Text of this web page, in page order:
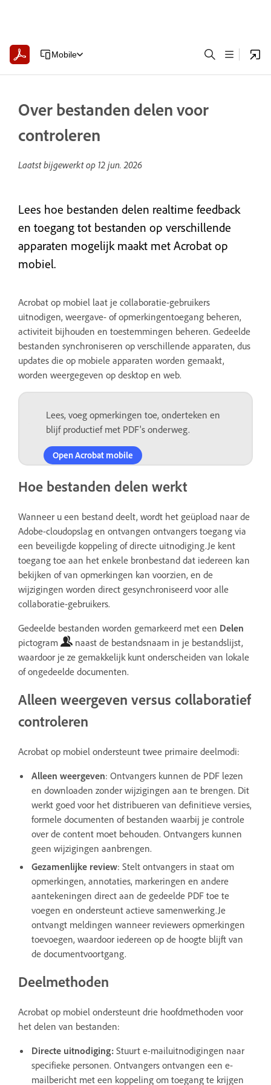
Mobile
Over bestanden delen voor
controleren
Laatst bijgewerkt op 12 jun. 2026
Lees hoe bestanden delen realtime feedback
en toegang tot bestanden op verschillende
apparaten mogelijk maakt met Acrobat op
mobiel.
Acrobat op mobiel laat je collaboratie-gebruikers
uitnodigen, weergave- of opmerkingentoegang beheren,
activiteit bijhouden en toestemmingen beheren. Gedeelde
bestanden synchroniseren op verschillende apparaten, dus
updates die op mobiele apparaten worden gemaakt,
worden weergegeven op desktop en web.
Lees, voeg opmerkingen toe, onderteken en
blijf productief met PDF's onderweg.
Open Acrobat mobile
Hoe bestanden delen werkt
Wanneer u een bestand deelt, wordt het geüpload naar de
Adobe-cloudopslag en ontvangen ontvangers toegang via
een beveiligde koppeling of directe uitnodiging.Je kent
toegang toe aan het enkele bronbestand dat iedereen kan
bekijken of van opmerkingen kan voorzien, en de
wijzigingen worden direct gesynchroniseerd voor alle
collaboratie-gebruikers.
Gedeelde bestanden worden gemarkeerd met een Delen
pictogram
naast de bestandsnaam in je bestandslijst,
waardoor je ze gemakkelijk kunt onderscheiden van lokale
of ongedeelde documenten.
Alleen weergeven versus collaboratief
controleren
Acrobat op mobiel ondersteunt twee primaire deelmodi:
Alleen weergeven: Ontvangers kunnen de PDF lezen
en downloaden zonder wijzigingen aan te brengen. Dit
werkt goed voor het distribueren van definitieve versies,
formele documenten of bestanden waarbij je controle
over de content moet behouden. Ontvangers kunnen
geen wijzigingen aanbrengen.
Gezamenlijke review: Stelt ontvangers in staat om
opmerkingen, annotaties, markeringen en andere
aantekeningen direct aan de gedeelde PDF toe te
voegen en ondersteunt actieve samenwerking.Je
ontvangt meldingen wanneer reviewers opmerkingen
toevoegen, waardoor iedereen op de hoogte blijft van
de documentvoortgang.
Deelmethoden
Acrobat op mobiel ondersteunt drie hoofdmethoden voor
het delen van bestanden:
Directe uitnodiging: Stuurt e-mailuitnodigingen naar
specifieke personen. Ontvangers ontvangen een e-
mailbericht met een koppeling om toegang te krijgen